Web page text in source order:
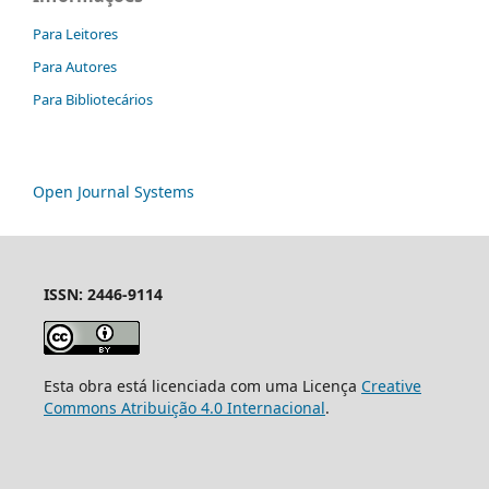
Para Leitores
Para Autores
Para Bibliotecários
Open Journal Systems
ISSN: 2446-9114
Esta obra está licenciada com uma Licença Creative
Commons Atribuição 4.0 Internacional.